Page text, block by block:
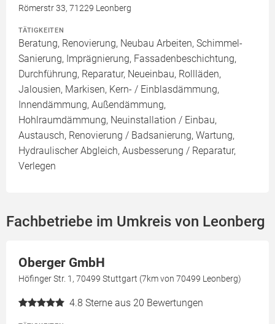
Römerstr 33, 71229 Leonberg
TÄTIGKEITEN
Beratung, Renovierung, Neubau Arbeiten, Schimmel-
Sanierung, Imprägnierung, Fassadenbeschichtung,
Durchführung, Reparatur, Neueinbau, Rollläden,
Jalousien, Markisen, Kern- / Einblasdämmung,
Innendämmung, Außendämmung,
Hohlraumdämmung, Neuinstallation / Einbau,
Austausch, Renovierung / Badsanierung, Wartung,
Hydraulischer Abgleich, Ausbesserung / Reparatur,
Verlegen
Fachbetriebe im Umkreis von Leonberg
Oberger GmbH
Höfinger Str. 1, 70499 Stuttgart (7km von 70499 Leonberg)
4.8 Sterne aus 20 Bewertungen